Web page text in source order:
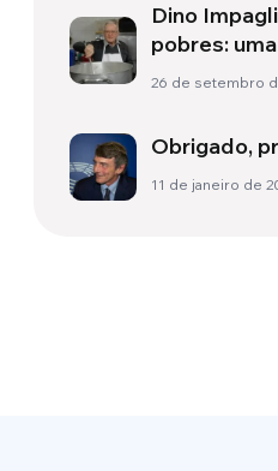
Dino
pobres:
de um
26 de setembro
Obrigado,
11 de janeiro de